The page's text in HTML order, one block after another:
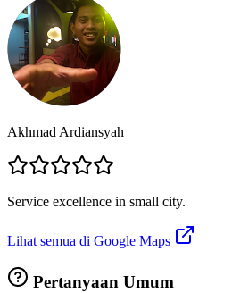
Akhmad Ardiansyah
Service excellence in small city.
Lihat semua di Google Maps
Pertanyaan Umum